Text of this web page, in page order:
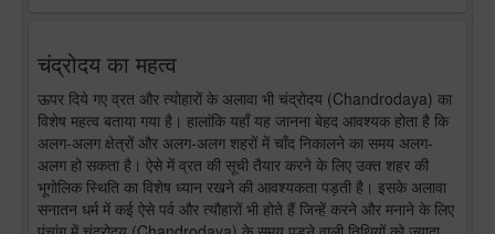
चंद्रोदय का महत्व
ऊपर दिये गए व्रत और त्योहारों के अलावा भी चंद्रोदय (Chandrodaya) का
विशेष महत्व बताया गया है। हालांकि यहाँ यह जानना बेहद आवश्यक होता है कि
अलग-अलग क्षेत्रों और अलग-अलग शहरों में चाँद निकालने का समय अलग-
अलग हो सकता है। ऐसे में व्रत की सूची तैयार करने के लिए उक्त शहर की
भूगोलिक स्थिति का विशेष ध्यान रखने की आवश्यकता पड़ती है। इसके अलावा
सनातन धर्म में कई ऐसे पर्व और त्यौहारों भी होते हैं जिन्हें करने और मनाने के लिए